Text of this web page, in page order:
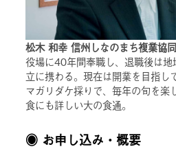
松木 和幸 信州しなのまち複業協
役場に40年間奉職し、退職後は
立に携わる。現在は開業を目指し
マガリダケ採りで、毎年の旬を楽
食にも詳しい大の食通。
◉ お申し込み・概要